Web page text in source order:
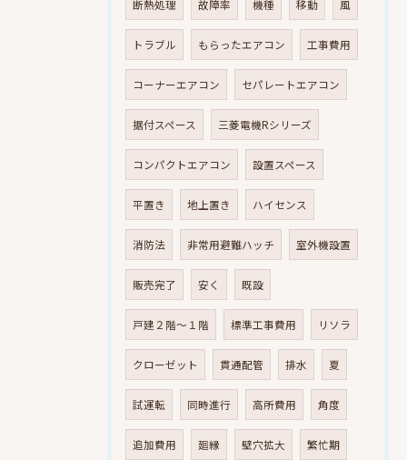
断熱処理 故障率 機種 移動 風
トラブル もらったエアコン 工事費用
コーナーエアコン セパレートエアコン
据付スペース 三菱電機Rシリーズ
コンパクトエアコン 設置スペース
平置き 地上置き ハイセンス
消防法 非常用避難ハッチ 室外機設置
販売完了 安く 既設
戸建２階～１階 標準工事費用 リソラ
クローゼット 貫通配管 排水 夏
試運転 同時進行 高所費用 角度
追加費用 廻縁 壁穴拡大 繁忙期